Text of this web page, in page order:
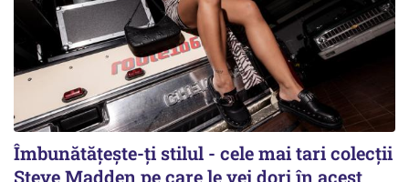
Îmbunătățește-ți stilul - cele mai tari colecții
Steve Madden pe care le vei dori în acest